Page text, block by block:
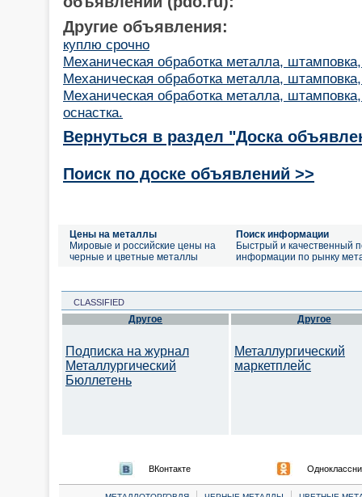
Другие объявления:
куплю срочно
Механическая обработка металла,
Механическая обработка металла,
Механическая обработка металла,
оснастка.
Вернуться в раздел "Доска
Поиск по доске объявлений >>
Цены на металлы
Мировые и российские цены на
черные и цветные металлы
Поиск информации
Быстрый и качественный
информации по рынку
CLASSIFIED
Другое
Подписка на журнал
Металлургический
Бюллетень
Другое
Металлургический
маркетплейс
ВКонтакте